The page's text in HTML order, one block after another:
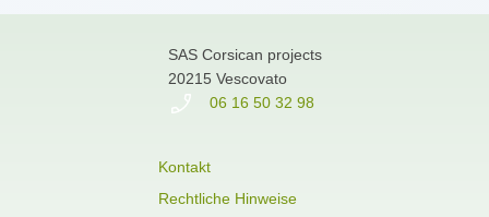
SAS Corsican projects
20215 Vescovato
06 16 50 32 98
Kontakt
Rechtliche Hinweise